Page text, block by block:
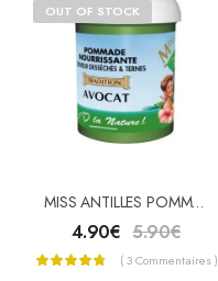
OUT OF STOCK
MISS ANTILLES POMMADE CAPILLAIRE À L’AVOCAT 125ML
4.90€ 5.90€
( 3 Commentaires )